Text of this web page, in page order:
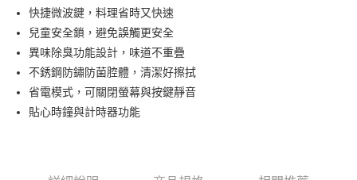
ATM付款
運送方式
大家電宅配
免運費
快捷微波鍵，料理省時又快速
兒童安全鎖，避免誤觸更安全
異味除臭功能設計，味道不重疊
不銹鋼防鏽防菌腔體，清潔好擦拭
省電模式，可關閉螢幕與按鍵靜音
貼心時鐘與計時器功能